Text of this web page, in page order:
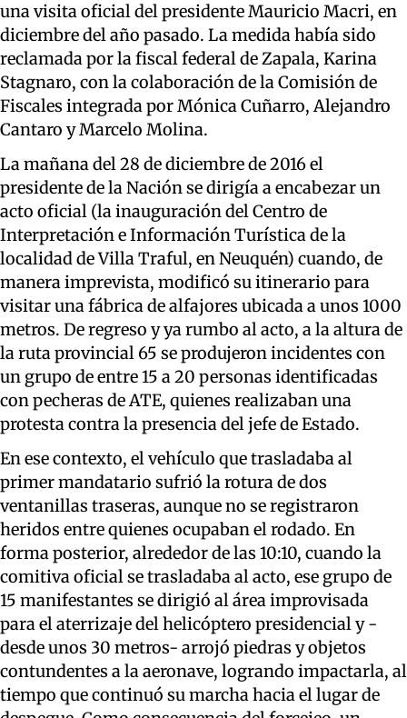
una visita oficial del presidente Mauricio Macri, en
diciembre del año pasado. La medida había sido
reclamada por la fiscal federal de Zapala, Karina
Stagnaro, con la colaboración de la Comisión de
Fiscales integrada por Mónica Cuñarro, Alejandro
Cantaro y Marcelo Molina.
La mañana del 28 de diciembre de 2016 el
presidente de la Nación se dirigía a encabezar un
acto oficial (la inauguración del Centro de
Interpretación e Información Turística de la
localidad de Villa Traful, en Neuquén) cuando, de
manera imprevista, modificó su itinerario para
visitar una fábrica de alfajores ubicada a unos 1000
metros. De regreso y ya rumbo al acto, a la altura de
la ruta provincial 65 se produjeron incidentes con
un grupo de entre 15 a 20 personas identificadas
con pecheras de ATE, quienes realizaban una
protesta contra la presencia del jefe de Estado.
En ese contexto, el vehículo que trasladaba al
primer mandatario sufrió la rotura de dos
ventanillas traseras, aunque no se registraron
heridos entre quienes ocupaban el rodado. En
forma posterior, alrededor de las 10:10, cuando la
comitiva oficial se trasladaba al acto, ese grupo de
15 manifestantes se dirigió al área improvisada
para el aterrizaje del helicóptero presidencial y -
desde unos 30 metros- arrojó piedras y objetos
contundentes a la aeronave, logrando impactarla, al
tiempo que continuó su marcha hacia el lugar de